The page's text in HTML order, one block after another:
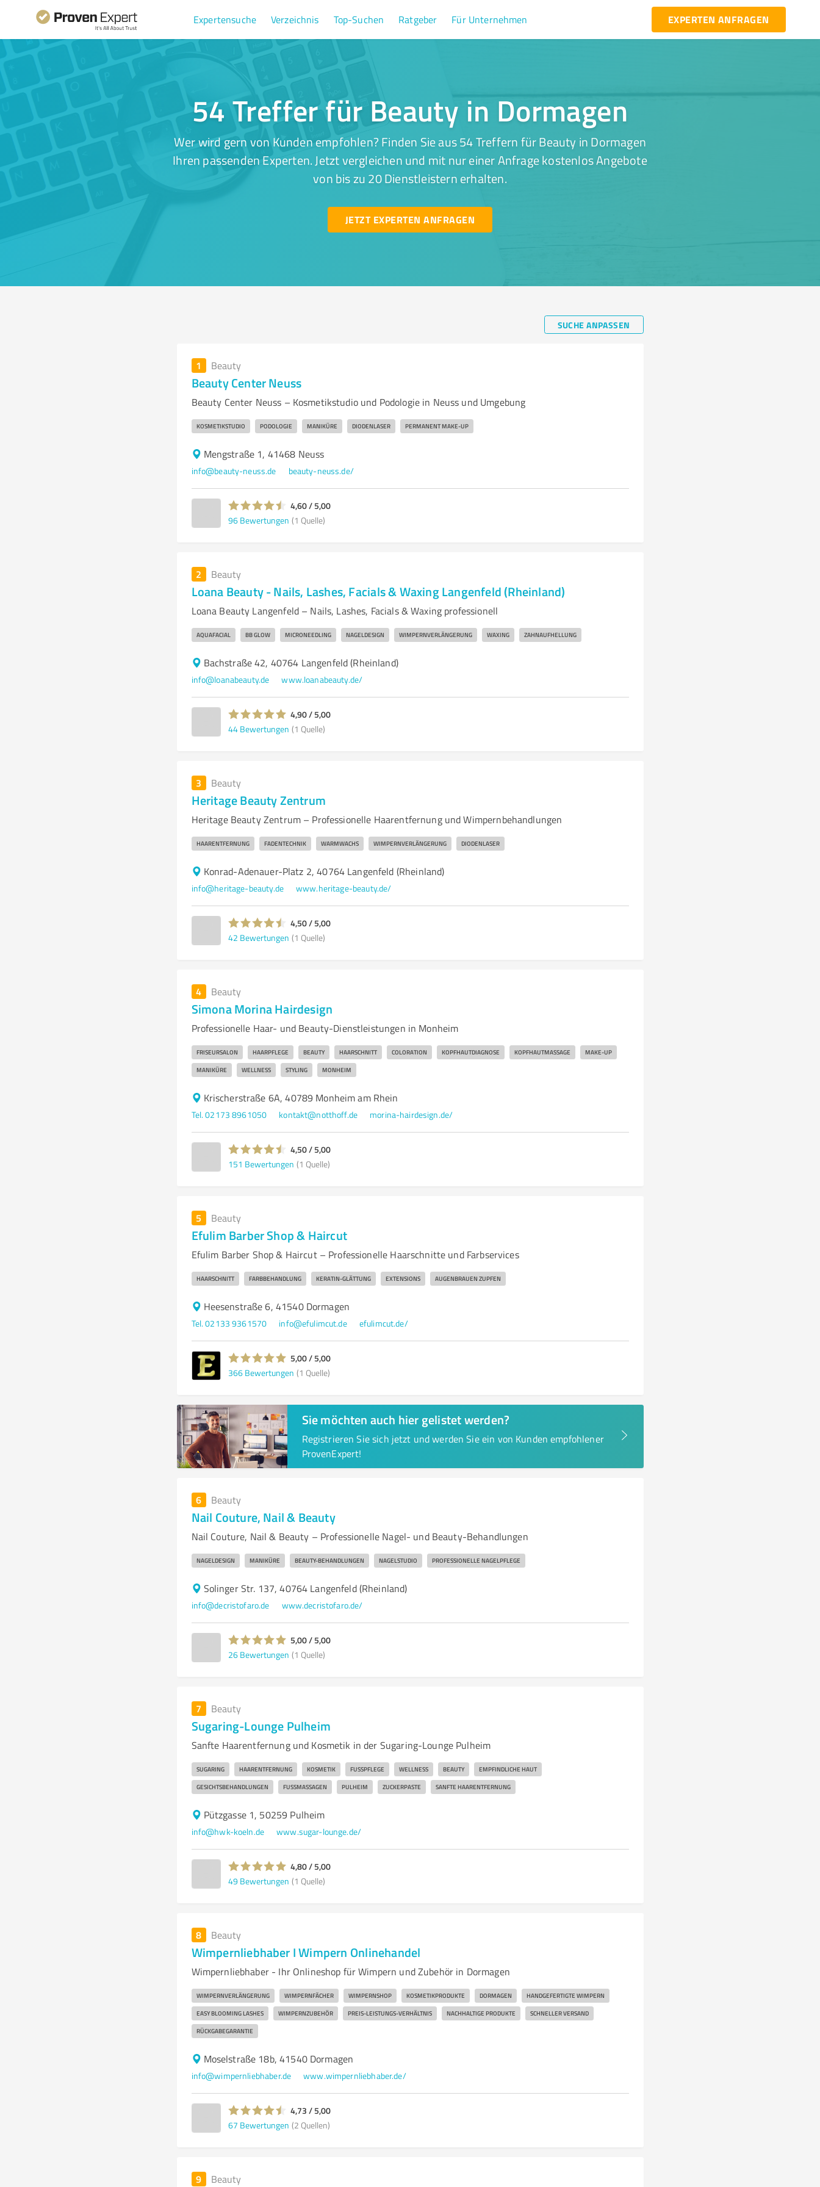
Expertensuche Verzeichnis Top-Suchen Ratgeber Für Unternehmen EXPERTEN ANFRAGEN
54 Treffer für Beauty in Dormagen
Wer wird gern von Kunden empfohlen? Finden Sie aus 54 Treffern für Beauty in Dormagen
Ihren passenden Experten. Jetzt vergleichen und mit nur einer Anfrage kostenlos Angebote
von bis zu 20 Dienstleistern erhalten.
JETZT EXPERTEN ANFRAGEN
SUCHE ANPASSEN
1 Beauty
Beauty Center Neuss
Beauty Center Neuss – Kosmetikstudio und Podologie in Neuss und Umgebung
KOSMETIKSTUDIO PODOLOGIE MANIKÜRE DIODENLASER PERMANENT MAKE-UP
Mengstraße 1, 41468 Neuss
info@beauty-neuss.de beauty-neuss.de/
4,60 / 5,00
96 Bewertungen (1 Quelle)
2 Beauty
Loana Beauty - Nails, Lashes, Facials & Waxing Langenfeld (Rheinland)
Loana Beauty Langenfeld – Nails, Lashes, Facials & Waxing professionell
AQUAFACIAL BB GLOW MICRONEEDLING NAGELDESIGN WIMPERNVERLÄNGERUNG WAXING ZAHNAUFHELLUNG
Bachstraße 42, 40764 Langenfeld (Rheinland)
info@loanabeauty.de www.loanabeauty.de/
4,90 / 5,00
44 Bewertungen (1 Quelle)
3 Beauty
Heritage Beauty Zentrum
Heritage Beauty Zentrum – Professionelle Haarentfernung und Wimpernbehandlungen
HAARENTFERNUNG FADENTECHNIK WARMWACHS WIMPERNVERLÄNGERUNG DIODENLASER
Konrad-Adenauer-Platz 2, 40764 Langenfeld (Rheinland)
info@heritage-beauty.de www.heritage-beauty.de/
4,50 / 5,00
42 Bewertungen (1 Quelle)
4 Beauty
Simona Morina Hairdesign
Professionelle Haar- und Beauty-Dienstleistungen in Monheim
FRISEURSALON HAARPFLEGE BEAUTY HAARSCHNITT COLORATION KOPFHAUTDIAGNOSE KOPFHAUTMASSAGE MAKE-UP
MANIKÜRE WELLNESS STYLING MONHEIM
Krischerstraße 6A, 40789 Monheim am Rhein
Tel. 02173 8961050 kontakt@notthoff.de morina-hairdesign.de/
4,50 / 5,00
151 Bewertungen (1 Quelle)
5 Beauty
Efulim Barber Shop & Haircut
Efulim Barber Shop & Haircut – Professionelle Haarschnitte und Farbservices
HAARSCHNITT FARBBEHANDLUNG KERATIN-GLÄTTUNG EXTENSIONS AUGENBRAUEN ZUPFEN
Heesenstraße 6, 41540 Dormagen
Tel. 02133 9361570 info@efulimcut.de efulimcut.de/
5,00 / 5,00
366 Bewertungen (1 Quelle)
Sie möchten auch hier gelistet werden?
Registrieren Sie sich jetzt und werden Sie ein von Kunden empfohlener
ProvenExpert!
6 Beauty
Nail Couture, Nail & Beauty
Nail Couture, Nail & Beauty – Professionelle Nagel- und Beauty-Behandlungen
NAGELDESIGN MANIKÜRE BEAUTY-BEHANDLUNGEN NAGELSTUDIO PROFESSIONELLE NAGELPFLEGE
Solinger Str. 137, 40764 Langenfeld (Rheinland)
info@decristofaro.de www.decristofaro.de/
5,00 / 5,00
26 Bewertungen (1 Quelle)
7 Beauty
Sugaring-Lounge Pulheim
Sanfte Haarentfernung und Kosmetik in der Sugaring-Lounge Pulheim
SUGARING HAARENTFERNUNG KOSMETIK FUSSPFLEGE WELLNESS BEAUTY EMPFINDLICHE HAUT
GESICHTSBEHANDLUNGEN FUSSMASSAGEN PULHEIM ZUCKERPASTE SANFTE HAARENTFERNUNG
Pützgasse 1, 50259 Pulheim
info@hwk-koeln.de www.sugar-lounge.de/
4,80 / 5,00
49 Bewertungen (1 Quelle)
8 Beauty
Wimpernliebhaber I Wimpern Onlinehandel
Wimpernliebhaber - Ihr Onlineshop für Wimpern und Zubehör in Dormagen
WIMPERNVERLÄNGERUNG WIMPERNFÄCHER WIMPERNSHOP KOSMETIKPRODUKTE DORMAGEN HANDGEFERTIGTE WIMPERN
EASY BLOOMING LASHES WIMPERNZUBEHÖR PREIS-LEISTUNGS-VERHÄLTNIS NACHHALTIGE PRODUKTE SCHNELLER VERSAND
RÜCKGABEGARANTIE
Moselstraße 18b, 41540 Dormagen
info@wimpernliebhaber.de www.wimpernliebhaber.de/
4,73 / 5,00
67 Bewertungen (2 Quellen)
9 Beauty